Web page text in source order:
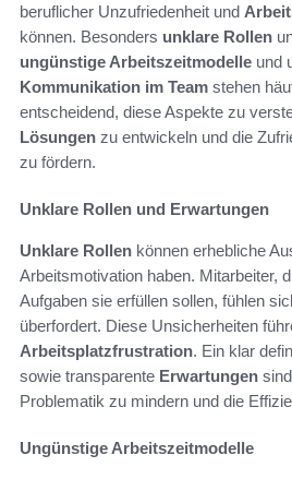
beruflicher Unzufriedenheit und
können. Besonders unklare Rollen
ungünstige Arbeitszeitmodelle und
Kommunikation im Team stehen
entscheidend, diese Aspekte zu
Lösungen zu entwickeln und die
zu fördern.
Unklare Rollen und Erwartungen
Unklare Rollen können erhebliche
Arbeitsmotivation haben. Mitarbeiter,
Aufgaben sie erfüllen sollen, fühlen
überfordert. Diese Unsicherheiten
Arbeitsplatzfrustration. Ein klar
sowie transparente Erwartungen
Problematik zu mindern und die
Ungünstige Arbeitszeitmodelle